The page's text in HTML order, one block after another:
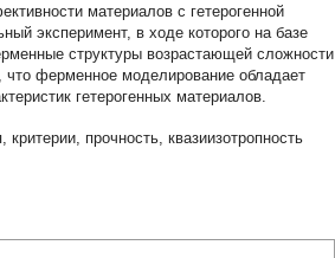
материалов с гетерогенной
эксперимент, в ходе которого на базе
структуры возрастающей сложности
что ферменное моделирование обладает
гетерогенных материалов.
, критерии, прочность, квазиизотропность